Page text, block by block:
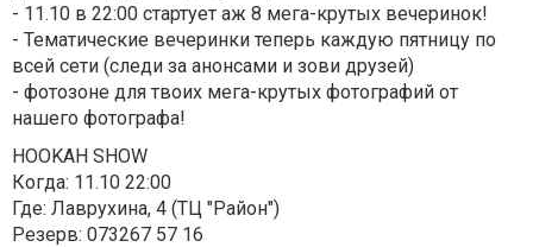
- 11.10 в 22:00 стартует аж 8 мега-крутых вечеринок!
- Тематические вечеринки теперь каждую пятницу по
всей сети (следи за анонсами и зови друзей)
- фотозоне для твоих мега-крутых фотографий от
нашего фотографа!
HOOKAH SHOW
Когда: 11.10 22:00
Где: Лаврухина, 4 (ТЦ "Район")
Резерв: 073267 57 16